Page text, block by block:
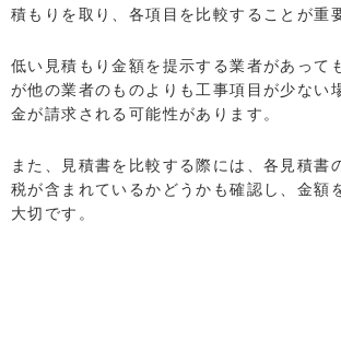
積もりを取り、各項目を比較することが重
低い見積もり金額を提示する業者があって
が他の業者のものよりも工事項目が少ない
金が請求される可能性があります。
また、見積書を比較する際には、各見積書
税が含まれているかどうかも確認し、金額
大切です。